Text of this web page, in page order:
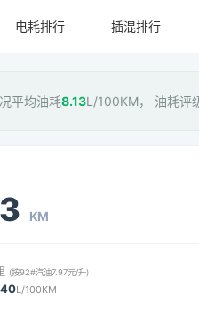
电耗排行 插混排行
平均油耗8.13L/100KM， 油耗评
KM
(按92#汽油7.97元/升)
L/100KM